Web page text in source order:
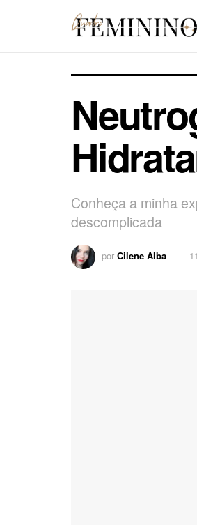
Conheça a minha
descomplicada
por Cilene Alba